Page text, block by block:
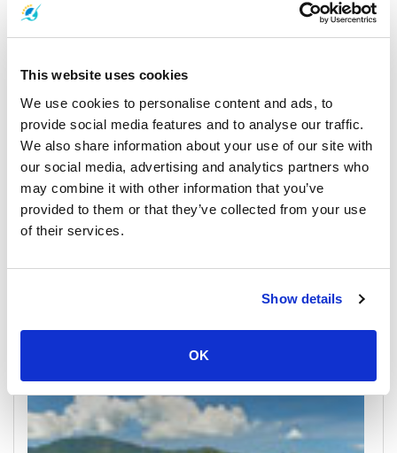
This website uses cookies
We use cookies to personalise content and ads, to
provide social media features and to analyse our traffic.
We also share information about your use of our site with
our social media, advertising and analytics partners who
may combine it with other information that you’ve
provided to them or that they’ve collected from your use
of their services.
Show details
OK
All Prices & Schedules